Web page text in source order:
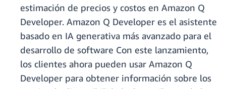
estimación de precios y costos en Amazon Q
Developer. Amazon Q Developer es el asistente
basado en IA generativa más avanzado para el
desarrollo de software Con este lanzamiento,
los clientes ahora pueden usar Amazon Q
Developer para obtener información sobre los